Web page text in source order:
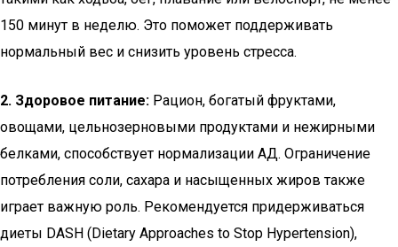
150 минут в неделю. Это поможет поддерживать
нормальный вес и снизить уровень стресса.
2. Здоровое питание: Рацион, богатый фруктами,
овощами, цельнозерновыми продуктами и нежирными
белками, способствует нормализации АД. Ограничение
потребления соли, сахара и насыщенных жиров также
играет важную роль. Рекомендуется придерживаться
диеты DASH (Dietary Approaches to Stop Hypertension),